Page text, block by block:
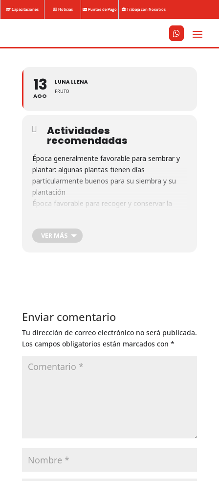
Capacitaciones Noticias Puntos de Pago Trabaja con Nosotros



13
AGO
LUNA LLENA
FRUTO
Actividades
recomendadas
Época generalmente favorable para sembrar y
plantar: algunas plantas tienen días
particularmente buenos para su siembra y su
plantación
Época favorable para recoger y conservar la
Época adecuada para eliminar y arrancar malas
VER MÁS
Enviar comentario
Tu dirección de correo electrónico no será publicada.
Los campos obligatorios están marcados con *